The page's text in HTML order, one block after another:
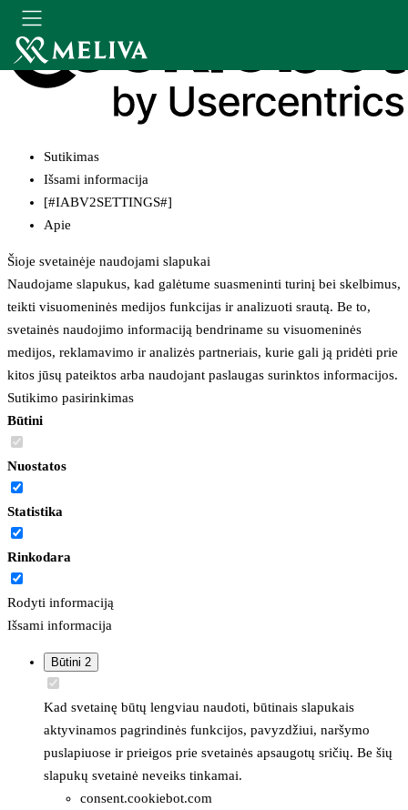
Sutikimas
Išsami informacija
[#IABV2SETTINGS#]
Apie
Šioje svetainėje naudojami slapukai
Naudojame slapukus, kad galėtume suasmeninti turinį bei skelbimus,
teikti visuomeninės medijos funkcijas ir analizuoti srautą. Be to,
svetainės naudojimo informaciją bendriname su visuomeninės
medijos, reklamavimo ir analizės partneriais, kurie gali ją pridėti prie
kitos jūsų pateiktos arba naudojant paslaugas surinktos informacijos.
Sutikimo pasirinkimas
Būtini
Nuostatos
Statistika
Rinkodara
Rodyti informaciją
Išsami informacija
Būtini 2
Kad svetainę būtų lengviau naudoti, būtinais slapukais
aktyvinamos pagrindinės funkcijos, pavyzdžiui, naršymo
puslapiuose ir prieigos prie svetainės apsaugotų sričių. Be šių
slapukų svetainė neveiks tinkamai.
consent.cookiebot.com